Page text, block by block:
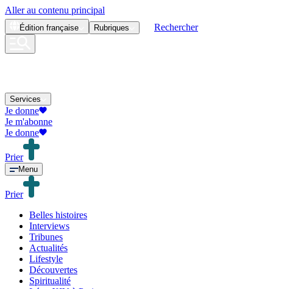
Aller au contenu principal
Édition française Rubriques Rechercher
Services
Je donne
Je m'abonne
Je donne
Prier
Menu
Prier
Belles histoires
Interviews
Tribunes
Actualités
Lifestyle
Découvertes
Spiritualité